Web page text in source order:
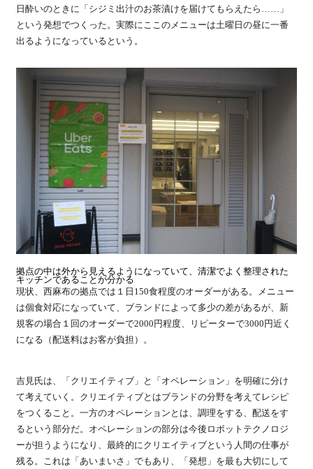
日酔いのときに「シジミ出汁のお茶漬けを届けてもらえたら……」
という発想でつくった。実際にここのメニューは土曜日の昼に一番
出るようになっているという。
拠点の中は外から見えるようになっていて、清潔でよく整理された
キッチンであることが分かる
現状、西麻布の拠点では１日150食程度のオーダーがある。メニュー
は個食対応になっていて、ブランドによって多少の差があるが、新
規客の場合１回のオーダーで2000円程度、リピーターで3000円近く
になる（配送料はお客が負担）。
吉見氏は、「クリエイティブ」と「オペレーション」を明確に分け
て考えていく。クリエイティブとはブランドの分野を考えてレシピ
をつくること。一方のオペレーションとは、調理をする、配送をす
るという部分だ。オペレーションの部分は今後ロボットテクノロジ
ーが担うようになり、最終的にクリエイティブという人間の仕事が
残る。これは「あいまいさ」でもあり、「発想」を最も大切にして